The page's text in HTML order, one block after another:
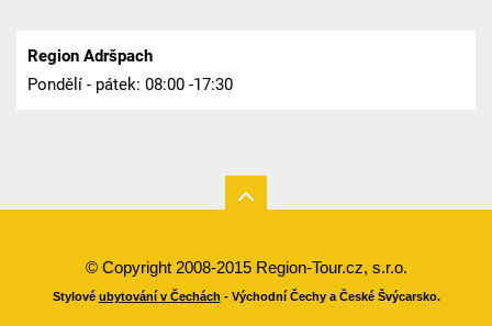
Region Adršpach
Pondělí - pátek: 08:00 -17:30
© Copyright 2008-2015 Region-Tour.cz, s.r.o.
Stylové ubytování v Čechách - Východní Čechy a České Švýcarsko.